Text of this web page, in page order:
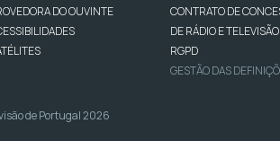
DO OUVINTE
CONTRATO DE
DE RÁDIO E TELEVISÃO
RGPD
GESTÃO DAS
de Portugal 2026